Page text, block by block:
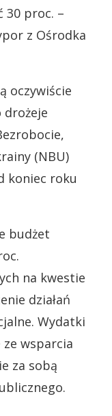
30 proc. –
z Ośrodka
oczywiście
drożeje
(NBU)
koniec roku
budżet
na kwestie
działań
Wydatki
wsparcia
za sobą